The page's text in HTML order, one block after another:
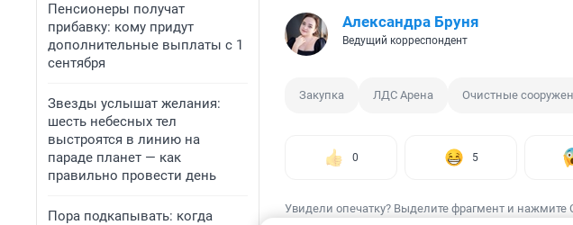
Пенсионеры получат
прибавку: кому придут
дополнительные выплаты с 1
сентября
Звезды услышат желания:
шесть небесных тел
выстроятся в линию на
параде планет — как
правильно провести день
Пора подкапывать: когда
Александра Бруня
Ведущий корреспондент
Закупка ЛДС Арена Очистные
0 5
Увидели опечатку? Выделите фрагмент и нажмите